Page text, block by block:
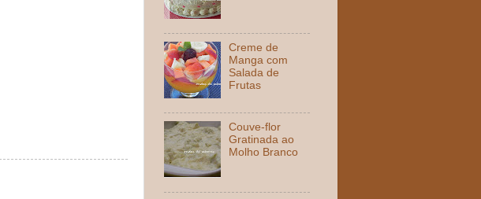
Creme de
Manga com
Salada de
Frutas
Couve-flor
Gratinada ao
Molho Branco